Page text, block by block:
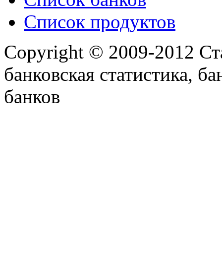
Список продуктов
Copyright © 2009-2012
банковская статистика,
банков